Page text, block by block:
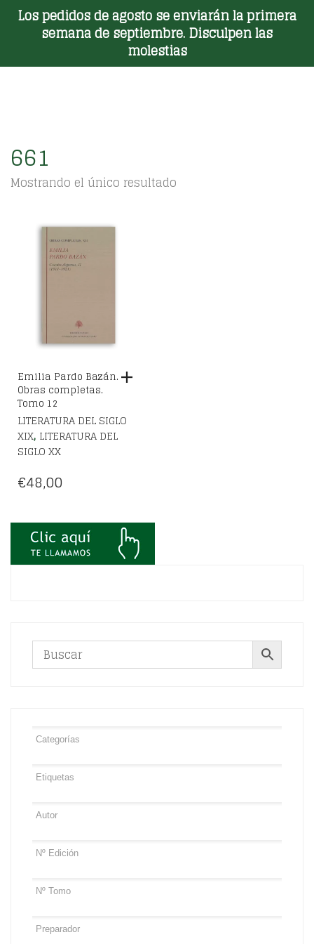
Los pedidos de agosto se enviarán la primera
semana de septiembre. Disculpen las
molestias
Toggle Menu
661
Mostrando el único resultado
Emilia Pardo Bazán.
Obras completas.
Tomo 12
LITERATURA DEL SIGLO
XIX, LITERATURA DEL
SIGLO XX
€48,00